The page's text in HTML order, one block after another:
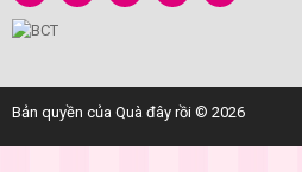
Bản quyền của Quà đây rồi © 2026